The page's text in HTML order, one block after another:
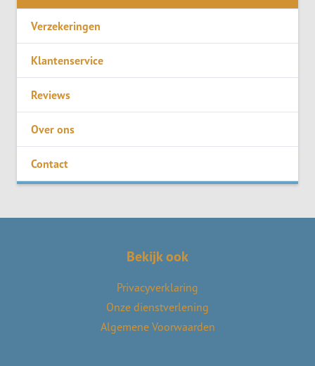
Verzekeringen
Klantenservice
Reviews
Over ons
Contact
Bekijk ook
Privacyverklaring
Onze dienstverlening
Algemene Voorwaarden